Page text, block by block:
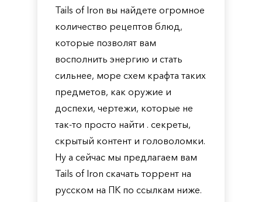
Tails of Iron вы найдете огромное
количество рецептов блюд,
которые позволят вам
восполнить энергию и стать
сильнее, море схем крафта таких
предметов, как оружие и
доспехи, чертежи, которые не
так-то просто найти . секреты,
скрытый контент и головоломки.
Ну а сейчас мы предлагаем вам
Tails of Iron скачать торрент на
русском на ПК по ссылкам ниже.